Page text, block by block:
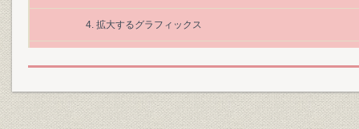
4. 拡大するグラフィックス
5. 25年ぶりに新支局
6. ヘリ空撮映像